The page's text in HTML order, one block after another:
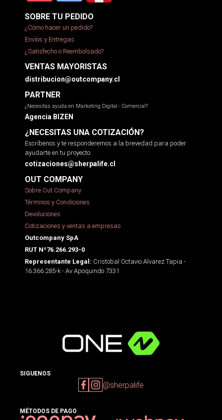
SOBRE TU PEDIDO
¿Cómo hacer un pedido?
Envíos y Entregas
¿Satisfecho o Reembolsado?
VENTAS MAYORISTAS
distribucion@outcompany.cl
PARTNER
¿Necesitas ayuda en Marketing Digital - Comercial?
Agencia BIZEN
¿NECESITAS UNA COTIZACIÓN?
Escríbenos y te responderemos a la brevedad para poder
ayudarte en tu proyecto.
cotizaciones@sherpalife.cl
OUT COMPANY
Sobre Out Company
Términos y Condiciones
Devoluciones
Cotizaciones y ventas a empresas
Outcompany SpA
RUT Nº76.266.293-0
Representante Legal: Cristobal Octavio Alvarez Tapia -
16.366.285-k - Av Apoquindo 7331
SIGUENOS
@sherpalife
MÉTODOS DE PAGO